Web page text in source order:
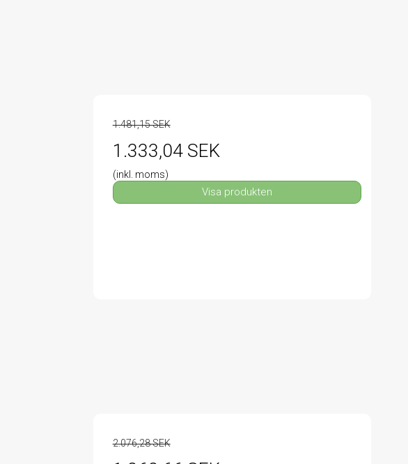
1.481,15 SEK
1.333,04 SEK
(inkl. moms)
Visa produkten
2.076,28 SEK